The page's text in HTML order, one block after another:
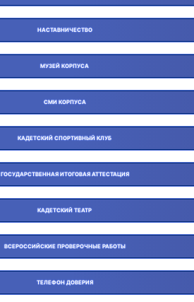
НАСТАВНИЧЕСТВО
МУЗЕЙ КОРПУСА
СМИ КОРПУСА
КАДЕТСКИЙ СПОРТИВНЫЙ КЛУБ
ГОСУДАРСТВЕННАЯ ИТОГОВАЯ АТТЕСТАЦИЯ
КАДЕТСКИЙ ТЕАТР
ВСЕРОССИЙСКИЕ ПРОВЕРОЧНЫЕ РАБОТЫ
ТЕЛЕФОН ДОВЕРИЯ